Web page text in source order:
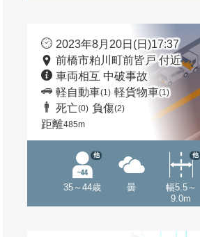
2023年8月20日(日)17:37
前橋市粕川町前皆戸 付近
車両相互 中破事故
軽自動車(1) 軽貨物車(1)
死亡(0) 負傷(2)
距離485m
35～44歳
他
曇
幅5.5～
9.0m
他